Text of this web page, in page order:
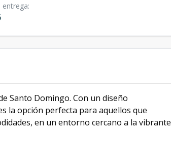
entrega:
Santo Domingo. Con un diseño
la opción perfecta para aquellos que
en un entorno cercano a la vibrante